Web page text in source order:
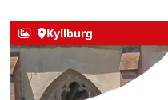
Kyllburg